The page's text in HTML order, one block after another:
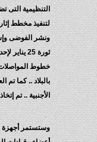
التنظيمية التى
لتنفيذ مخطط
ونشر الفوضى
ثورة 25
خطوط المواصلات
بالبلاد .. كما تم
الأجنبية .. تم
وستستمر أجهزة